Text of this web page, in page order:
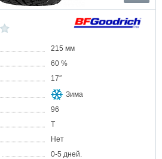
215 мм
60 %
17″
Зима
96
T
Нет
0-5 дней.